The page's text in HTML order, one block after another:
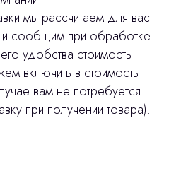
мы рассчитаем для вас
и сообщим при обработке
удобства стоимость
включить в стоимость
вам не потребуется
при получении товара).